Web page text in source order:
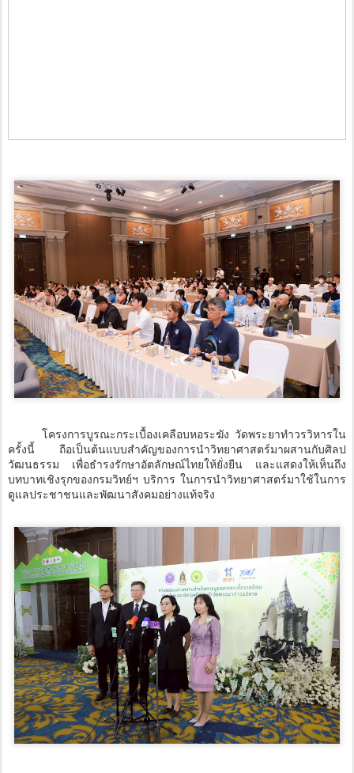
โครงการบูรณะกระเบื้องเคลือบหอระฆัง วัดพระยาทำวรวิหารใน
ครั้งนี้ ถือเป็นต้นแบบสำคัญของการนำวิทยาศาสตร์มาผสานกับศิลป
วัฒนธรรม เพื่อธำรงรักษาอัตลักษณ์ไทยให้ยั่งยืน และแสดงให้เห็นถึง
บทบาทเชิงรุกของกรมวิทย์ฯ บริการ ในการนำวิทยาศาสตร์มาใช้ในการ
ดูแลประชาชนและพัฒนาสังคมอย่างแท้จริง